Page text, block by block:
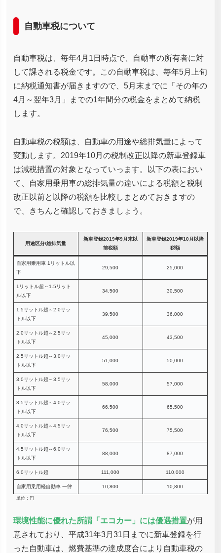
自動車税について
自動車税は、毎年4月1日時点で、自動車の所有者に対
して課される税金です。この自動車税は、毎年5月上旬
に納税通知書が届きますので、5月末までに「その年の
4月～翌年3月」までの1年間分の税金をまとめて納税
します。
自動車税の税額は、自動車の用途や総排気量によって
変動します。2019年10月の税制改正以降の新車登録車
は減税措置の対象となっていっます。以下の表におい
て、自家用乗用車の総排気量の違いによる税額と税制
改正以前と以降の税額を比較しまとめておきますの
で、きちんと確認しておきましょう。
用途区分/総排気量
新車登録2019年9月末以
前税額
新車登録2019年10月以降
税額
自家用乗用車 1リットル以
下
29,500 25,000
1リットル超～1.5リット
ル以下
34,500 30,500
1.5リットル超～2.0リッ
トル以下
39,500 36,000
2.0リットル超～2.5リッ
トル以下
45,000 43,500
2.5リットル超～3.0リッ
トル以下
51,000 50,000
3.0リットル超～3.5リッ
トル以下
58,000 57,000
3.5リットル超～4.0リッ
トル以下
66,500 65,500
4.0リットル超～4.5リッ
トル以下
76,500 75,500
4.5リットル超～6.0リッ
トル以下
88,000 87,000
6.0リットル超 111,000 110,000
自家用乗用軽自動車 一律 10,800 10,800
単位：円
環境性能に優れた所謂「エコカー」には優遇措置が用
意されており、平成31年3月31日までに新車登録を行
った自動車は、燃費基準の達成度合により自動車税の